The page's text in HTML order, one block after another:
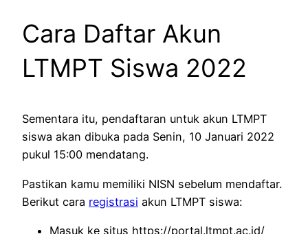
Cara Daftar Akun
LTMPT Siswa 2022
Sementara itu, pendaftaran untuk akun LTMPT
siswa akan dibuka pada Senin, 10 Januari 2022
pukul 15:00 mendatang.
Pastikan kamu memiliki NISN sebelum mendaftar.
Berikut cara registrasi akun LTMPT siswa:
Masuk ke situs https://portal.ltmpt.ac.id/